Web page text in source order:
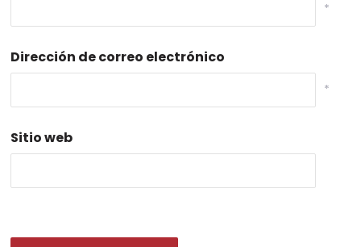
*
Dirección de correo electrónico
*
Sitio web